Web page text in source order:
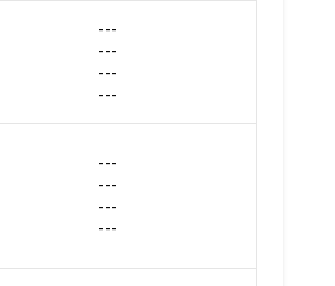
---
---
---
---
---
---
---
---